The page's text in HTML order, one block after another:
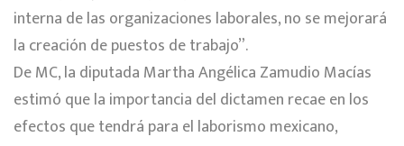
interna de las organizaciones laborales, no se mejorará
la creación de puestos de trabajo”.
De MC, la diputada Martha Angélica Zamudio Macías
estimó que la importancia del dictamen recae en los
efectos que tendrá para el laborismo mexicano,